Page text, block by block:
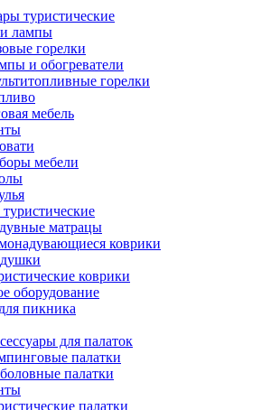
туристические
лампы
горелки
и обогреватели
горелки
мебель
мебели
матрацы
коврики
коврики
оборудование
пикника
для палаток
палатки
палатки
палатки